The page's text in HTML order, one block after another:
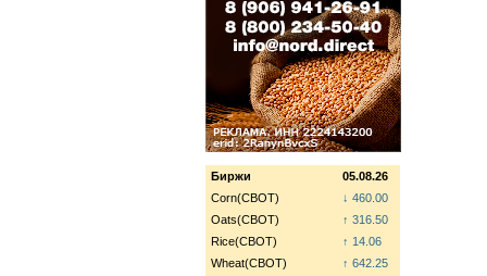
Биржи
05.08.26
Corn(CBOT)
↓ 460.00
Oats(CBOT)
↑ 316.50
Rice(CBOT)
↑ 14.06
Wheat(CBOT)
↑ 642.25